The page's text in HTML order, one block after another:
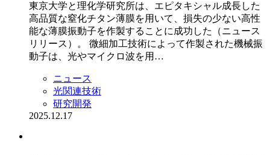
東京大学と理化学研究所は、エピタキシャル成長した
高品質な窒化チタン薄膜を用いて、損失の少ない高性
能な薄膜振動子を作製することに成功した（ニュース
リリース）。 微細加工技術によって作製された機械振
動子は、光やマイクロ波を用…
ニュース
光関連技術
研究開発
2025.12.17